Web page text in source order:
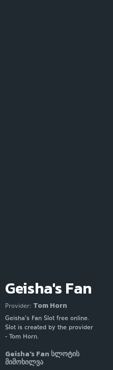
Geisha's Fan
Provider: Tom Horn
Geisha's Fan Slot free online.
Slot is created by the provider
- Tom Horn.
Geisha's Fan სლოტის
მიმოხილვა